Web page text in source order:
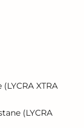
XTRA
(LYCRA